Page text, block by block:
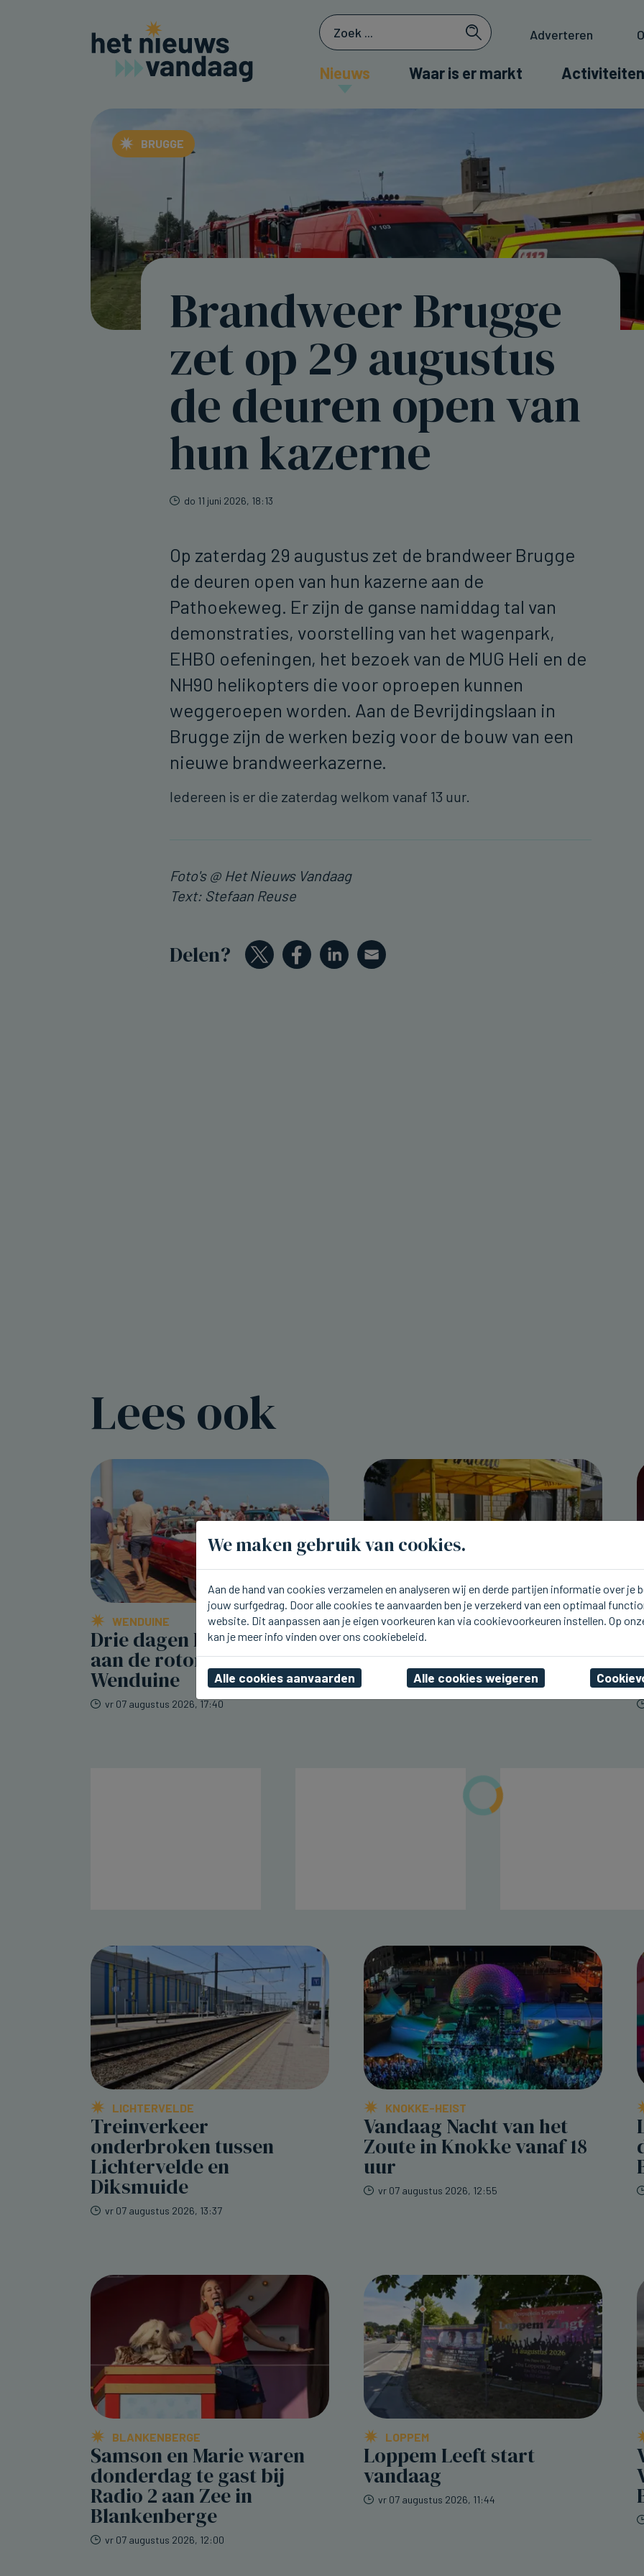
Adverteren
Nieuws Waar is er markt
BRUGGE
Brandweer Brugge
zet op 29 augustus
de deuren open van
hun kazerne
do 11 juni 2026, 18:13
Op zaterdag 29 augustus zet de brandweer Brugge
de deuren open van hun kazerne aan de
Pathoekeweg. Er zijn de ganse namiddag tal van
demonstraties, voorstelling van het wagenpark,
EHBO oefeningen, het bezoek van de MUG Heli en de
NH90 helikopters die voor oproepen kunnen
weggeroepen worden. Aan de Bevrijdingslaan in
Brugge zijn de werken bezig voor de bouw van een
nieuwe brandweerkazerne.
Iedereen is er die zaterdag welkom vanaf 13 uur.
Foto's @ Het Nieuws Vandaag
Text: Stefaan Reuse
Delen?
Lees ook
WENDUINE
Drie dagen Retro sur Mer
aan de rotonde in
Wenduine
vr 07 augustus 2026, 17:40
BREDENE
Vandaag avondmarkt in
Bredene (4)
vr 07 augustus 2026, 17:27
LICHTERVELDE
Treinverkeer
onderbroken tussen
Lichtervelde en
Diksmuide
vr 07 augustus 2026, 13:37
KNOKKE-HEIST
Vandaag Nacht van het
Zoute in Knokke vanaf 18
uur
vr 07 augustus 2026, 12:55
BLANKENBERGE
Samson en Marie waren
donderdag te gast bij
Radio 2 aan Zee in
Blankenberge
vr 07 augustus 2026, 12:00
LOPPEM
Loppem Leeft start
vandaag
vr 07 augustus 2026, 11:44
We maken gebruik van cookies.
Aan de hand van cookies verzamelen en analyseren wij en derde partijen informatie over je
jouw surfgedrag. Door alle cookies te aanvaarden ben je verzekerd van een optimaal
website. Dit aanpassen aan je eigen voorkeuren kan via cookievoorkeuren instellen. Op
kan je meer info vinden over ons cookiebeleid.
Alle cookies aanvaarden Alle cookies weigeren